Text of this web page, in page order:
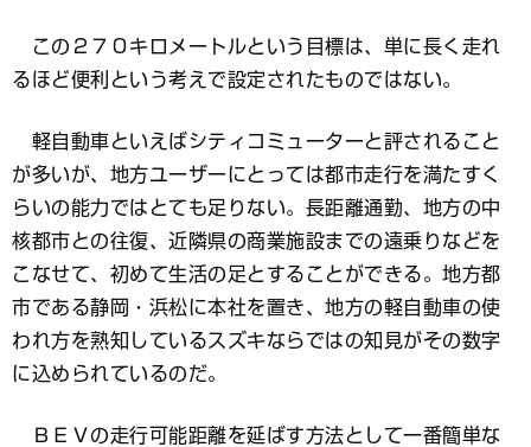
この２７０キロメートルという目標は、単に長く走れ
るほど便利という考えで設定されたものではない。
軽自動車といえばシティコミューターと評されること
が多いが、地方ユーザーにとっては都市走行を満たすく
らいの能力ではとても足りない。長距離通勤、地方の中
核都市との往復、近隣県の商業施設までの遠乗りなどを
こなせて、初めて生活の足とすることができる。地方都
市である静岡・浜松に本社を置き、地方の軽自動車の使
われ方を熟知しているスズキならではの知見がその数字
に込められているのだ。
ＢＥＶの走行可能距離を延ばす方法として一番簡単な